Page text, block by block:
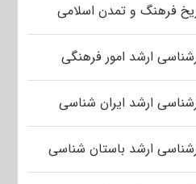
فرهنگ و تمدن اسلامی
ارشد امور فرهنگی
ارشد ایران شناسی
ارشد باستان شناسی